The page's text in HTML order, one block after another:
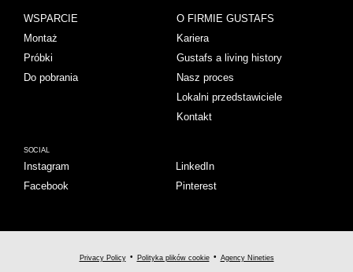
WSPARCIE
Montaż
Próbki
Do pobrania
O FIRMIE GUSTAFS
Kariera
Gustafs a living history
Nasz proces
Lokalni przedstawiciele
Kontakt
SOCIAL
Instagram
Facebook
LinkedIn
Pinterest
Privacy Policy Polityka plików cookie Agency Nineties